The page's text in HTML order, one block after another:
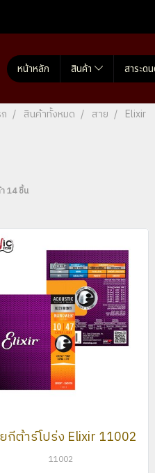
หน้าหลัก สินค้า สาระด
สินค้าทั้งหมด สาย Elixir
14 ชิ้น
กีต้าร์โปร่ง Elixir 11002
11002